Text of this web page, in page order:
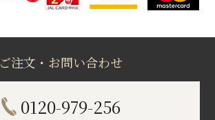
ご注文・お問い合わせ
0120-979-256